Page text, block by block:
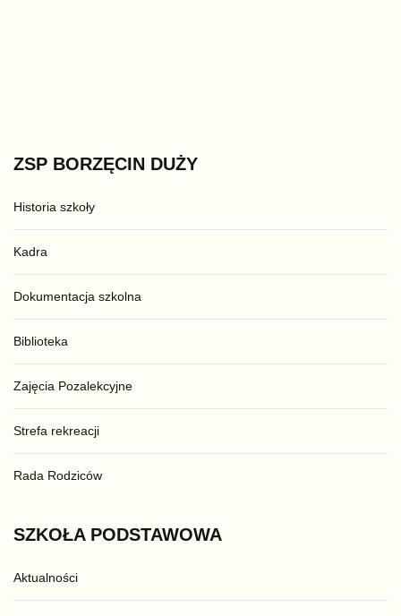
ZSP BORZĘCIN DUŻY
Historia szkoły
Kadra
Dokumentacja szkolna
Biblioteka
Zajęcia Pozalekcyjne
Strefa rekreacji
Rada Rodziców
SZKOŁA PODSTAWOWA
Aktualności